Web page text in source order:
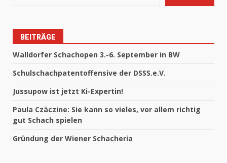
BEITRÄGE
Walldorfer Schachopen 3.-6. September in BW
Schulschachpatentoffensive der DSSS.e.V.
Jussupow ist jetzt Ki-Expertin!
Paula Czäczine: Sie kann so vieles, vor allem richtig
gut Schach spielen
Gründung der Wiener Schacheria